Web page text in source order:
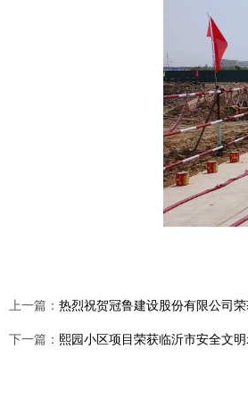
上一篇： 热烈祝贺冠鲁建设股份有限公司
下一篇： 熙园小区项目荣获临沂市安全文